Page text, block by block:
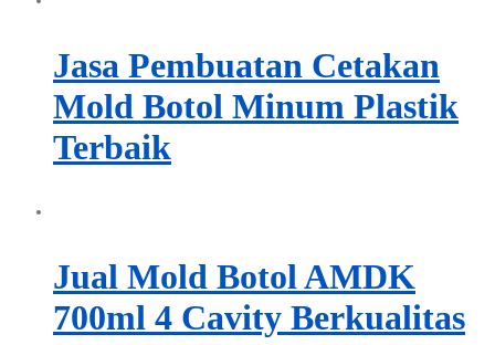
Jasa Pembuatan Cetakan
Mold Botol Minum Plastik
Terbaik
Jual Mold Botol AMDK
700ml 4 Cavity Berkualitas